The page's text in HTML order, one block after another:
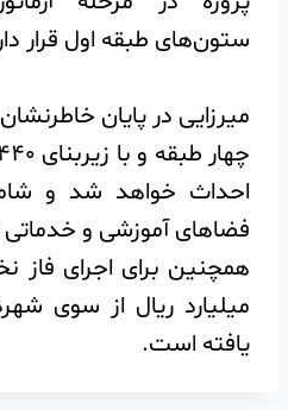
ستون‌های طبقه اول قرار
میرزایی در پایان
فضاهای آموزشی و خدماتی
میلیارد ریال از سوی
یافته است.